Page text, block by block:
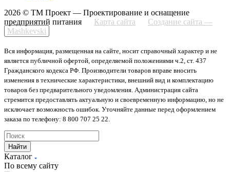
2026 © ТМ Проект — Проектирование и оснащение
предприятий питания
Карта сайта
Создание сайта —
Mashkevski
Вся информация, размещенная на сайте, носит справочный характер и не
является публичной офертой, определяемой положениями ч.2, ст. 437
Гражданского кодекса РФ. Производители товаров вправе вносить
изменения в технические характеристики, внешний вид и комплектацию
товаров без предварительного уведомления. Администрация сайта
стремится предоставлять актуальную и своевременную информацию, но не
исключает возможность ошибок. Уточняйте данные перед оформлением
заказа по телефону: 8 800 707 25 22.
Найти
Каталог
По всему сайту